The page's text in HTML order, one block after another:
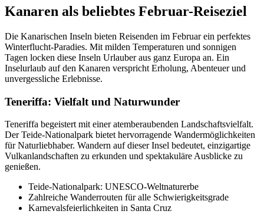
Kanaren als beliebtes Februar-Reiseziel
Die Kanarischen Inseln bieten Reisenden im Februar ein perfektes
Winterflucht-Paradies. Mit milden Temperaturen und sonnigen
Tagen locken diese Inseln Urlauber aus ganz Europa an. Ein
Inselurlaub auf den Kanaren verspricht Erholung, Abenteuer und
unvergessliche Erlebnisse.
Teneriffa: Vielfalt und Naturwunder
Teneriffa begeistert mit einer atemberaubenden Landschaftsvielfalt.
Der Teide-Nationalpark bietet hervorragende Wandermöglichkeiten
für Naturliebhaber. Wandern auf dieser Insel bedeutet, einzigartige
Vulkanlandschaften zu erkunden und spektakuläre Ausblicke zu
genießen.
Teide-Nationalpark: UNESCO-Weltnaturerbe
Zahlreiche Wanderrouten für alle Schwierigkeitsgrade
Karnevalsfeierlichkeiten in Santa Cruz